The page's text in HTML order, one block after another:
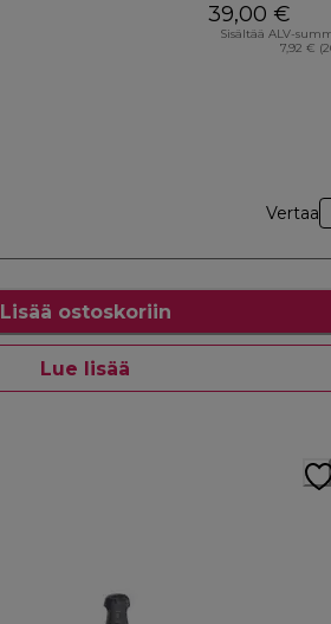
39,00 €
Sisältää ALV-
7,92 €
Vertaa
Lisää ostoskoriin
Lue lisää